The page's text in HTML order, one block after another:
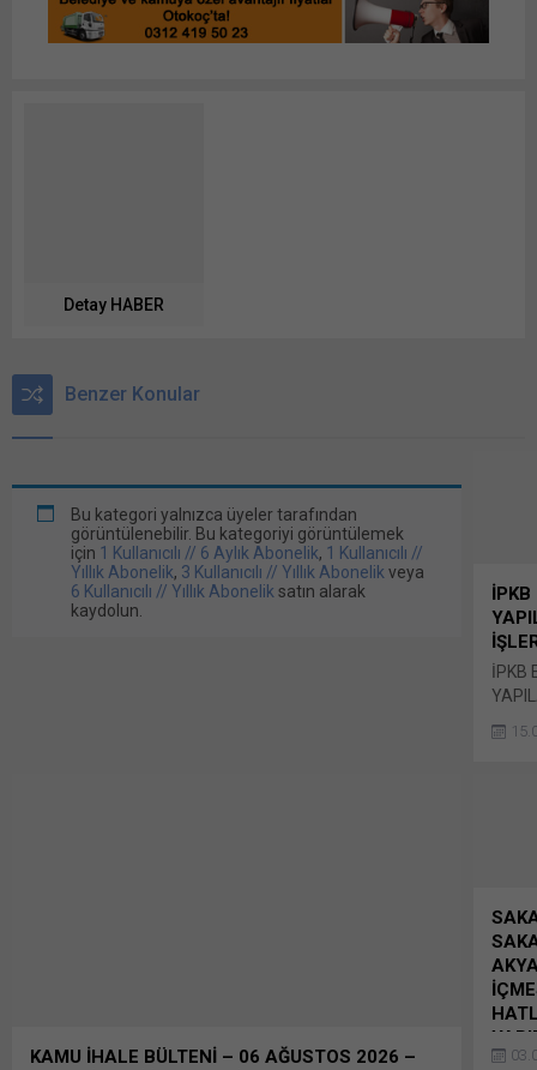
Detay HABER
Benzer Konular
Bu kategori yalnızca üyeler tarafından
görüntülenebilir. Bu kategoriyi görüntülemek
için 1 Kullanıcılı // 6 Aylık Abonelik, 1 Kullanıcılı //
Yıllık Abonelik, 3 Kullanıcılı // Yıllık Abonelik veya
6 Kullanıcılı // Yıllık Abonelik satın alarak
kaydolun.
İPKB
İPKB
(AF2-
KAMU İHALE BÜLTENİ – 06 AĞUSTOS 2026 –